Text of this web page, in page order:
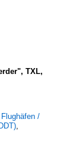
TXL,
Flughäfen /
,